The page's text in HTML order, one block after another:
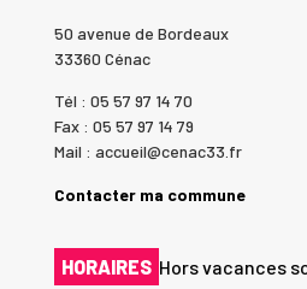
50 avenue de Bordeaux
33360 Cénac
Tél : 05 57 97 14 70
Fax : 05 57 97 14 79
Mail : accueil@cenac33.fr
Contacter ma commune
HORAIRES Hors vacances